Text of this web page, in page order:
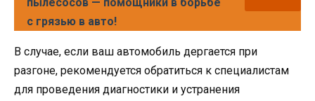
пылесосов — помощники в борьбе
с грязью в авто!
В случае, если ваш автомобиль дергается при
разгоне, рекомендуется обратиться к специалистам
для проведения диагностики и устранения